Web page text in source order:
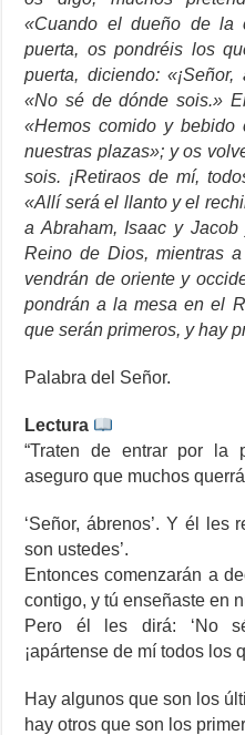
«Cuando el dueño de la
puerta, os pondréis los
puerta, diciendo:
«No sé de dónde sois.»
«Hemos comido y bebido
nuestras plazas»; y os
sois. ¡Retiraos de mí,
«Allí será el llanto y el
a Abraham, Isaac y
Reino de Dios, mientras
vendrán de oriente y
pondrán a la mesa en el
que serán primeros, y hay
Palabra del Señor.
Lectura
“Traten de entrar por la
aseguro que muchos
‘Señor, ábrenos’. Y él les
son ustedes’.
Entonces comenzarán a
contigo, y tú enseñaste en
Pero él les dirá: ‘No
¡apártense de mí todos los
Hay algunos que son los
hay otros que son los